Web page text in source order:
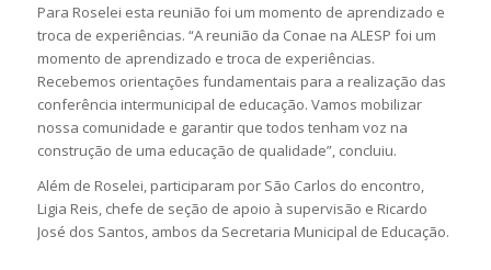
Para Roselei esta reunião foi um momento de aprendizado e
troca de experiências. “A reunião da Conae na ALESP foi um
momento de aprendizado e troca de experiências.
Recebemos orientações fundamentais para a realização das
conferência intermunicipal de educação. Vamos mobilizar
nossa comunidade e garantir que todos tenham voz na
construção de uma educação de qualidade”, concluiu.
Além de Roselei, participaram por São Carlos do encontro,
Ligia Reis, chefe de seção de apoio à supervisão e Ricardo
José dos Santos, ambos da Secretaria Municipal de Educação.